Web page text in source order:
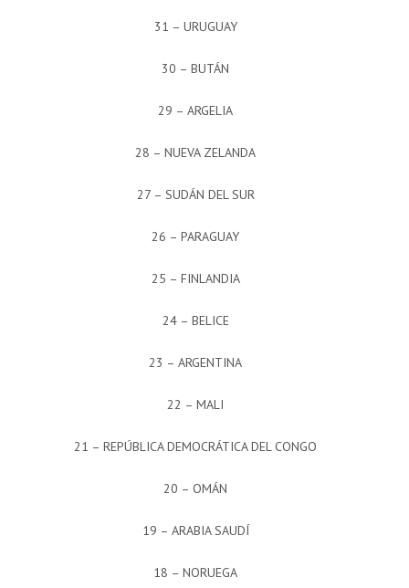
31 – URUGUAY
30 – BUTÁN
29 – ARGELIA
28 – NUEVA ZELANDA
27 – SUDÁN DEL SUR
26 – PARAGUAY
25 – FINLANDIA
24 – BELICE
23 – ARGENTINA
22 – MALI
21 – REPÚBLICA DEMOCRÁTICA DEL CONGO
20 – OMÁN
19 – ARABIA SAUDÍ
18 – NORUEGA